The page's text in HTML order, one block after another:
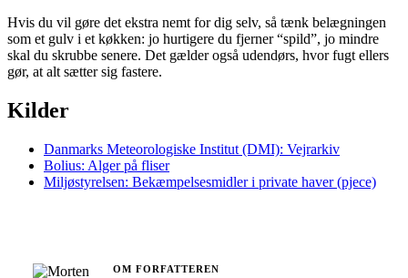
Hvis du vil gøre det ekstra nemt for dig selv, så tænk belægningen
som et gulv i et køkken: jo hurtigere du fjerner “spild”, jo mindre
skal du skrubbe senere. Det gælder også udendørs, hvor fugt ellers
gør, at alt sætter sig fastere.
Kilder
Danmarks Meteorologiske Institut (DMI): Vejrarkiv
Bolius: Alger på fliser
Miljøstyrelsen: Bekæmpelsesmidler i private haver (pjece)
OM FORFATTEREN